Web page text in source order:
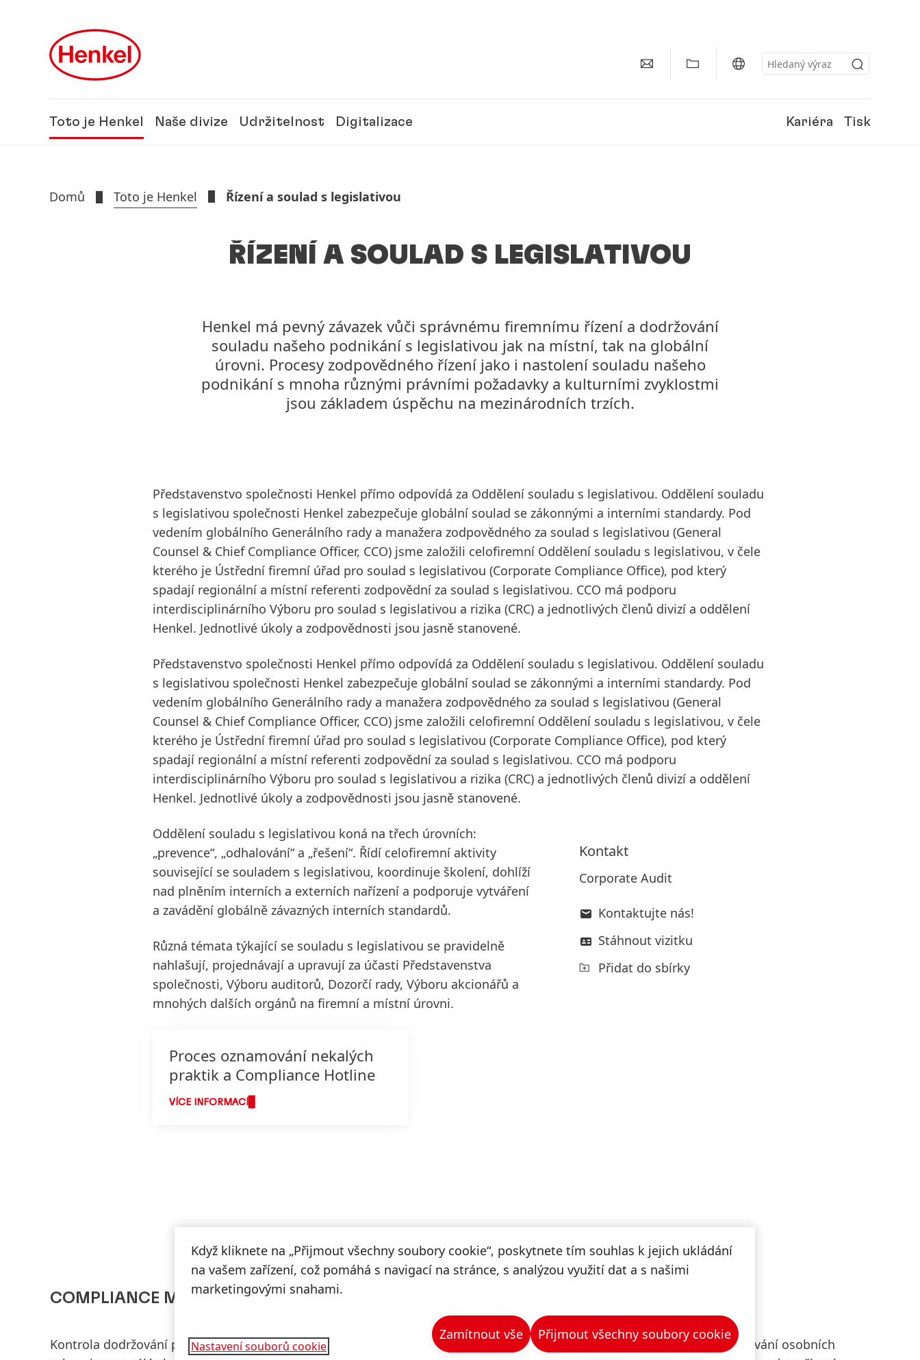
Toto je Henkel
150 let společnosti Henkel
Již 150 let stojíme v čele pokroku,
zodpovědnost, abychom vybudovali
lepší budoucnost pro všechny.
Společně.
VÍCE INFORMACÍ
Naše divize Udržitelnost Digitalizace Kariéra Tisk
Domů Toto je Henkel Řízení a soulad s legislativou
ŘÍZENÍ A SOULAD S LEGISLATIVOU
Henkel má pevný závazek vůči správnému firemnímu řízení a dodržování
souladu našeho podnikání s legislativou jak na místní, tak na globální
úrovni. Procesy zodpovědného řízení jako i nastolení souladu našeho
podnikání s mnoha různými právními požadavky a kulturními zvyklostmi
jsou základem úspěchu na mezinárodních trzích.
Představenstvo společnosti Henkel přímo odpovídá za Oddělení souladu s legislativou. Oddělení souladu
s legislativou společnosti Henkel zabezpečuje globální soulad se zákonnými a interními standardy. Pod
vedením globálního Generálního rady a manažera zodpovědného za soulad s legislativou (General
Counsel & Chief Compliance Officer, CCO) jsme založili celofiremní Oddělení souladu s legislativou, v čele
kterého je Ústřední firemní úřad pro soulad s legislativou (Corporate Compliance Office), pod který
spadají regionální a místní referenti zodpovědní za soulad s legislativou. CCO má podporu
interdisciplinárního Výboru pro soulad s legislativou a rizika (CRC) a jednotlivých členů divizí a oddělení
Henkel. Jednotlivé úkoly a zodpovědnosti jsou jasně stanovené.
Představenstvo společnosti Henkel přímo odpovídá za Oddělení souladu s legislativou. Oddělení souladu
s legislativou společnosti Henkel zabezpečuje globální soulad se zákonnými a interními standardy. Pod
vedením globálního Generálního rady a manažera zodpovědného za soulad s legislativou (General
Counsel & Chief Compliance Officer, CCO) jsme založili celofiremní Oddělení souladu s legislativou, v čele
kterého je Ústřední firemní úřad pro soulad s legislativou (Corporate Compliance Office), pod který
spadají regionální a místní referenti zodpovědní za soulad s legislativou. CCO má podporu
interdisciplinárního Výboru pro soulad s legislativou a rizika (CRC) a jednotlivých členů divizí a oddělení
Henkel. Jednotlivé úkoly a zodpovědnosti jsou jasně stanovené.
Kontakt
Corporate Audit
Kontaktujte nás!
Stáhnout vizitku
Přidat do sbírky
Oddělení souladu s legislativou koná na třech úrovních:
„prevence“, „odhalování“ a „řešení“. Řídí celofiremní aktivity
související se souladem s legislativou, koordinuje školení, dohlíží
nad plněním interních a externích nařízení a podporuje vytváření
a zavádění globálně závazných interních standardů.
Různá témata týkající se souladu s legislativou se pravidelně
nahlašují, projednávají a upravují za účasti Představenstva
společnosti, Výboru auditorů, Dozorčí rady, Výboru akcionářů a
mnohých dalších orgánů na firemní a místní úrovni.
Proces oznamování nekalých
praktik a Compliance Hotline
VÍCE INFORMACÍ
COMPLIANCE MANAGEMENT SYSTÉM
Kontrola dodržování právních předpisů ve společnosti Henkel
Společnost Henkel přikládá velký význam zpracování osobních
Když kliknete na „Přijmout všechny soubory cookie“, poskytnete tím souhlas k jejich ukládání
na vašem zařízení, což pomáhá s navigací na stránce, s analýzou využití dat a s našimi
marketingovými snahami.
Nastavení souborů cookie
Zamítnout vše Přijmout všechny soubory cookie